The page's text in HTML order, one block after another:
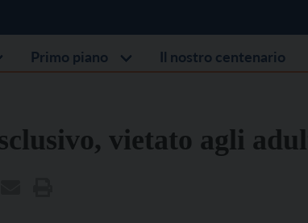
Primo piano Il nostro centenario
vietato agli